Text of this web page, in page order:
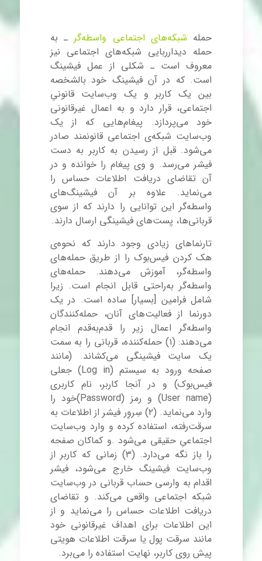
حمله شبکه‌های اجتماعی واسطه‌گرـ به
حمله دیدارربایی شبکه‌های اجتماعی نیز
معروف است ـ شکلی از عمل فیشینگ
است. که در آن فیشینگ خود بالشخصه
بین یک کاربر و یک وبسایت قانونیِ
اجتماعی، قرار دارد و به اعمال غیرقانونی
خود می‌پردازد. پیغام‌هایی که از یک
وب‌سایت شبکه‌ی اجتماعی قانونمند صادر
می‌شود. قبل از رسیدن به کاربر به دست
فیشر می‌رسد. و وی پیغام را خوانده و در
آن تقاضای دریافت اطلاعات حساس را
می‌نماید. علاوه بر آن فیشینگهای
واسطه‌گر این توانایی را دارند که از سوی
قربانی‌ها، پست‌های فیشینگی ارسال دارند.
تارنماهای زیادی وجود دارند که نحوه‌ی
هک کردن فیس‌بوک را از طریق حمله‌های
واسطه‌گر، آموزش می‌دهند. حمله‌های
واسطه‌گر به‌راحتی قابل انجام است. زیرا
شامل فرامین [بسیار] ساده است. در یک
دورنما از فعالیت‌های آنان، حمله‌کنندگان
واسطه‌گر اعمال زیر را قدم‌به‌قدم انجام
می‌دهند: (۱) حمله‌کننده، قربانی را به سمت
یک سایت فیشینگی می‌کشاند. (مانند
صفحه ورود به سیستم (Log in) جعلی
فیس‌بوک) و در آنجا کاربر، نام کاربری
(User name)و رمز (Password)خود را
وارد می‌نماید. (۲) سِروِر فیشر از اطلاعات به
سرقت‌رفته، استفاده کرده و وارد وب‌سایت
اجتماعیِ حقیقی می‌شود .و کماکان صفحه
را باز نگه می‌دارد. (۳) زمانی که کاربر از
وب‌سایت فیشینگ خارج می‌شود، فیشر
اقدام به وارسی حساب قربانی در وب‌سایت
شبکه اجتماعی واقعی می‌کند. و تقاضای
دریافت اطلاعات حساس را می‌نماید و از
این اطلاعات برای اهداف غیرقانونی خود
مانند سرقت پول یا سرقت اطلاعات هویتی
پیش روی کاربر، نهایت استفاده را می‌برد.